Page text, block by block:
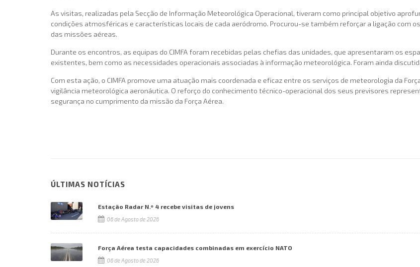
As visitas, realizadas pela Secção de Informação Meteorológica Operacional, tiveram como principal objetivo
condições atmosféricas e características locais de cada aeródromo. Procurou-se também reforçar a ligação com
das missões aéreas.
Durante os encontros, as equipas do CIMFA foram recebidas pelas chefias das unidades, que apresentaram os
existentes, bem como as necessidades operacionais associadas à informação meteorológica. Foram ainda
Com esta ação, o CIMFA promove uma atuação mais coordenada e eficaz entre os serviços de meteorologia da
vigilância meteorológica aeronáutica. O reforço do conhecimento técnico-operacional dos seus previsores
segurança no cumprimento da missão da Força Aérea.
ÚLTIMAS NOTÍCIAS
Estação Radar N.º 4 recebe visitas de jovens
06 de Agosto de 2026
Força Aérea testa capacidades combinadas em exercício NATO
06 de Agosto de 2026